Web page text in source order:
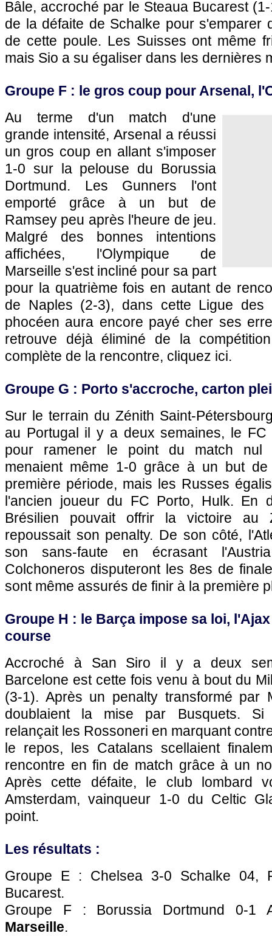
Bâle, accroché par le Steaua Bucarest
de la défaite de Schalke pour s'emparer
de cette poule. Les Suisses ont même
mais Sio a su égaliser dans les dernières
Groupe F : le gros coup pour Arsenal,
Au terme d'un match d'une
grande intensité, Arsenal a réussi
un gros coup en allant s'imposer
1-0 sur la pelouse du Borussia
Dortmund. Les Gunners l'ont
emporté grâce à un but de
Ramsey peu après l'heure de jeu.
Malgré des bonnes intentions
affichées, l'Olympique de
Marseille s'est incliné pour sa part
pour la quatrième fois en autant de
de Naples (2-3), dans cette Ligue des
phocéen aura encore payé cher ses
retrouve déjà éliminé de la
complète de la rencontre, cliquez ici.
Groupe G : Porto s'accroche, carton
Sur le terrain du Zénith Saint-
au Portugal il y a deux semaines, le FC
pour ramener le point du match nul
menaient même 1-0 grâce à un but
première période, mais les Russes
l'ancien joueur du FC Porto, Hulk. En
Brésilien pouvait offrir la victoire au
repoussait son penalty. De son côté,
son sans-faute en écrasant
Colchoneros disputeront les 8es de
sont même assurés de finir à la première
Groupe H : le Barça impose sa loi,
course
Accroché à San Siro il y a deux
Barcelone est cette fois venu à bout du
(3-1). Après un penalty transformé par
doublaient la mise par Busquets. Si
relançait les Rossoneri en marquant
le repos, les Catalans scellaient
rencontre en fin de match grâce à un
Après cette défaite, le club lombard
Amsterdam, vainqueur 1-0 du Celtic
point.
Les résultats :
Groupe E : Chelsea 3-0 Schalke 04,
Bucarest.
Groupe F : Borussia Dortmund 0-1
Marseille.